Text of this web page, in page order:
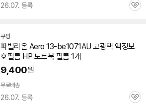
26.07. 등록
관
쿠팡
파빌리온 Aero 13-be1071AU 고광택 액정보
호필름 HP 노트북 필름 1개
9,400원
무료배송
26.07. 등록
관